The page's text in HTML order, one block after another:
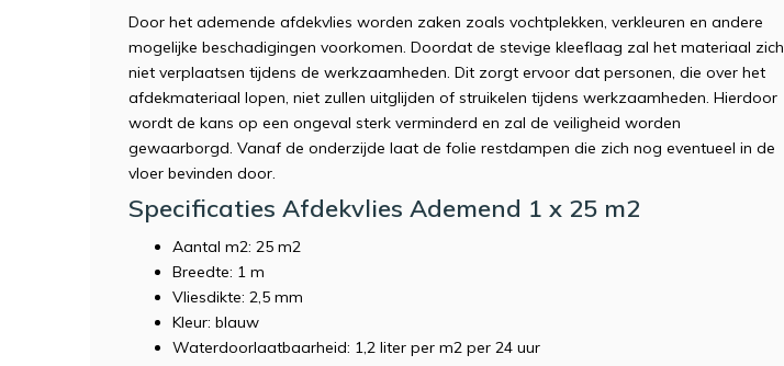
Door het ademende afdekvlies worden zaken zoals vochtplekken, verkleuren en andere
mogelijke beschadigingen voorkomen. Doordat de stevige kleeflaag zal het materiaal zich
niet verplaatsen tijdens de werkzaamheden. Dit zorgt ervoor dat personen, die over het
afdekmateriaal lopen, niet zullen uitglijden of struikelen tijdens werkzaamheden. Hierdoor
wordt de kans op een ongeval sterk verminderd en zal de veiligheid worden
gewaarborgd. Vanaf de onderzijde laat de folie restdampen die zich nog eventueel in de
vloer bevinden door.
Specificaties Afdekvlies Ademend 1 x 25 m2
Aantal m2: 25 m2
Breedte: 1 m
Vliesdikte: 2,5 mm
Kleur: blauw
Waterdoorlaatbaarheid: 1,2 liter per m2 per 24 uur